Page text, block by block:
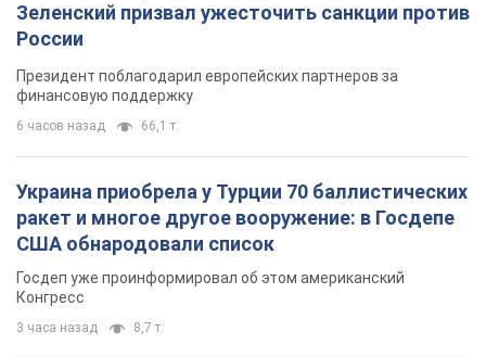
Зеленский призвал ужесточить санкции против
России
Президент поблагодарил европейских партнеров за
финансовую поддержку
6 часов назад 66,1 т.
Украина приобрела у Турции 70 баллистических
ракет и многое другое вооружение: в Госдепе
США обнародовали список
Госдеп уже проинформировал об этом американский
Конгресс
3 часа назад 8,7 т.